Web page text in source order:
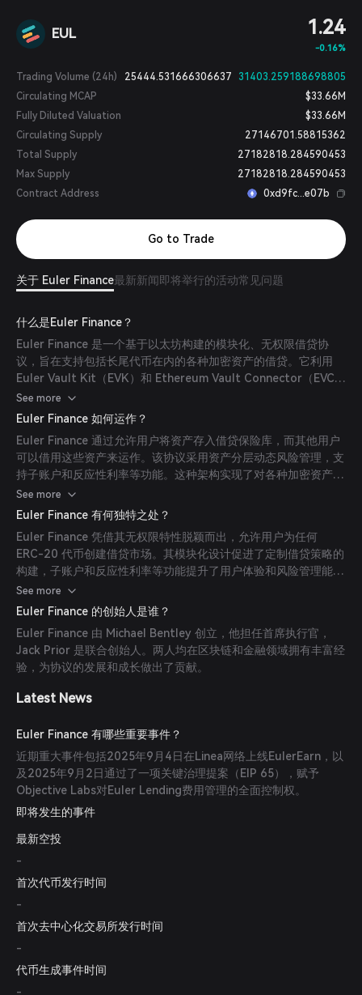
EUL 1.24
-0.16%
Trading Volume (24h) 25444.531666306637
31403.259188698805
Circulating MCAP
$33.66M
Fully Diluted Valuation
$33.66M
Circulating Supply
27146701.58815362
Total Supply
27182818.284590453
Max Supply
27182818.284590453
Contract Address
0xd9fc...e07b
Go to Trade
关于 Euler Finance最新新闻即将举行的活动常见问题
什么是Euler Finance？
Euler Finance 是一个基于以太坊构建的模块化、无权限借贷协
议，旨在支持包括长尾代币在内的各种加密资产的借贷。它利用
Euler Vault Kit（EVK）和 Ethereum Vault Connector（EVC）
使开发者能够创建可定制的借贷保险库，并将它们连接以实现复杂
的金融策略。
See more
Euler Finance 如何运作？
Euler Finance 通过允许用户将资产存入借贷保险库，而其他用户
可以借用这些资产来运作。该协议采用资产分层动态风险管理，支
持子账户和反应性利率等功能。这种架构实现了对各种加密资产的
高效且灵活的借贷过程。
See more
Euler Finance 有何独特之处？
Euler Finance 凭借其无权限特性脱颖而出，允许用户为任何
ERC-20 代币创建借贷市场。其模块化设计促进了定制借贷策略的
构建，子账户和反应性利率等功能提升了用户体验和风险管理能
力。
See more
Euler Finance 的创始人是谁？
Euler Finance 由 Michael Bentley 创立，他担任首席执行官，
Jack Prior 是联合创始人。两人均在区块链和金融领域拥有丰富经
验，为协议的发展和成长做出了贡献。
Latest News
Euler Finance 有哪些重要事件？
近期重大事件包括2025年9月4日在Linea网络上线EulerEarn，以
及2025年9月2日通过了一项关键治理提案（EIP 65），赋予
Objective Labs对Euler Lending费用管理的全面控制权。
即将发生的事件
最新空投
-
首次代币发行时间
-
首次去中心化交易所发行时间
-
代币生成事件时间
-